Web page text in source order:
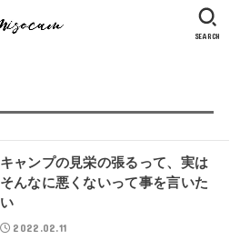
SEARCH
キャンプの見栄の張るって、実は
そんなに悪くないって事を言いた
い
2022.02.11